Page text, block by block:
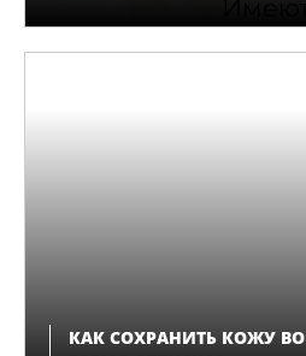
КАК СОХРАНИТЬ КОЖУ ВО